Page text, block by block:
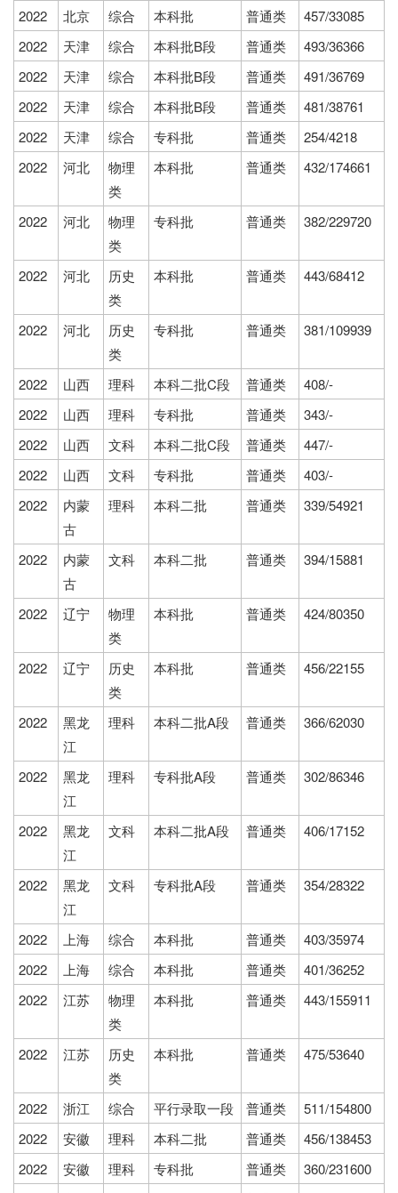
2022 北京 综合 本科批 普通类
457/33085
2022
天津 综合 本科批B段 普通类
493/36366
2022
天津 综合 本科批B段 普通类
491/36769
2022
天津 综合 本科批B段 普通类
481/38761
2022
天津 综合 专科批 普通类
254/4218
2022
河北
物理
类
本科批 普通类 432/174661
2022 河北
物理
类
专科批 普通类 382/229720
2022 河北
历史
类
本科批 普通类 443/68412
2022 河北
历史
类
专科批 普通类 381/109939
2022 山西 理科 本科二批C段 普通类
408/-
2022
山西 理科 专科批 普通类
343/-
2022
山西 文科 本科二批C段 普通类
447/-
2022
山西 文科 专科批 普通类
403/-
2022
内蒙
古
理科 本科二批 普通类 339/54921
2022
内蒙
古
文科 本科二批 普通类 394/15881
2022 辽宁
物理
类
本科批 普通类 424/80350
2022 辽宁
历史
类
本科批 普通类 456/22155
2022
黑龙
江
理科 本科二批A段 普通类 366/62030
2022
黑龙
江
理科 专科批A段 普通类 302/86346
2022
黑龙
江
文科 本科二批A段 普通类 406/17152
2022
黑龙
江
文科 专科批A段 普通类 354/28322
2022 上海 综合 本科批 普通类
403/35974
2022
上海 综合 本科批 普通类
401/36252
2022
江苏
物理
类
本科批 普通类 443/155911
2022 江苏
历史
类
本科批 普通类 475/53640
2022 浙江 综合 平行录取一段 普通类
511/154800
2022
安徽 理科 本科二批 普通类
456/138453
2022
安徽 理科 专科批 普通类
360/231600